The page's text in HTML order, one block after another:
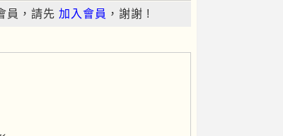
員，請先 加入會員 ，謝謝 !